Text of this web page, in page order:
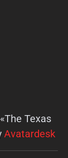
Texas
Avatardesk